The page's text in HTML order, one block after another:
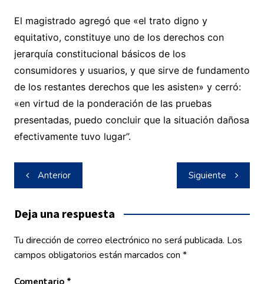
El magistrado agregó que «el trato digno y
equitativo, constituye uno de los derechos con
jerarquía constitucional básicos de los
consumidores y usuarios, y que sirve de fundamento
de los restantes derechos que les asisten» y cerró:
«en virtud de la ponderación de las pruebas
presentadas, puedo concluir que la situación dañosa
efectivamente tuvo lugar”.
Navegación
de
entradas
Anterior Siguiente
Deja una respuesta
Tu dirección de correo electrónico no será publicada. Los
campos obligatorios están marcados con *